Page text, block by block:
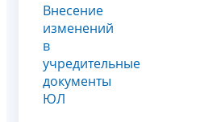
Внесение
изменений
в
учредительные
документы
ЮЛ